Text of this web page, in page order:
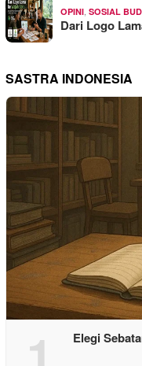
OPINI SOSIAL
Dari Logo
SASTRA INDONESIA
Elegi